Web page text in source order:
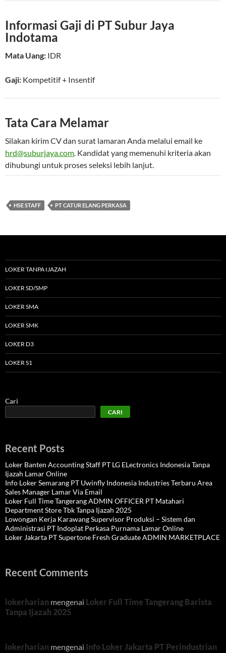
Informasi Gaji di PT Subur Jaya
Indotama
Mata Uang: IDR
Gaji: Kompetitif+ Insentif
Tata Cara Melamar
Silakan kirim CV dan surat lamaran Anda melalui email ke
hrd@suburjaya.com. Kandidat yang memenuhi kriteria akan
dihubungi untuk proses seleksi lebih lanjut.
HSE STAFF PT CATUR ELANG PERKASA
LOKER TANPA IJAZAH
LOKER SD/SMP
LOKER SMA
LOKER SMK
LOKER D3
LOKER S1
Cari
CARI
Recent Posts
Loker Banten Accounting Staff PT LG ELectronics Indonesia Tanpa
Ijazah Lamar Online
Info Loker Semarang PT Uwinfly Indonesia Industries Terbaru Area
Sales Manager Lamar Via Email
Loker Full Time Tangerang ADMIN OFFICER PT Matahari
Department Store Tbk Tanpa Ijazah 2025
Lowongan Kerja Karawang Supervisor Produksi – Sistem dan
Administrasi PT Indoplat Perkasa Purnama Lamar Online
Loker Jakarta PT Supertone Fresh Graduate ADMIN MARKETPLACE
Recent Comments
lokerharian mengenai Loker Full Time Tangerang Barista
Tanpa Ijazah 2025
lokerharian mengenai Info Loker Jakarta PT Perindustrian